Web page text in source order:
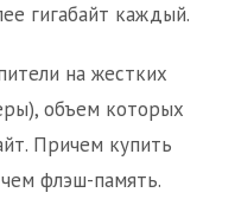
гигабайт каждый.
на жестких
объем которых
Причем купить
флэш-память.